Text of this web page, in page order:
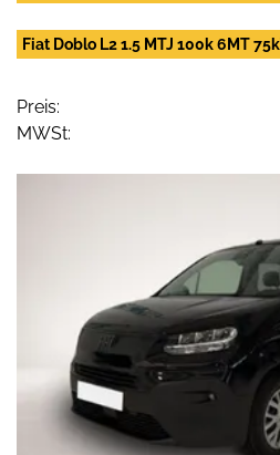
Fiat Doblo L2 1.5 MTJ 100k 6MT
Preis:
MWSt: